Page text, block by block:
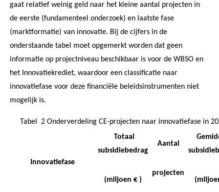
gaat relatief weinig geld naar het kleine aantal projecten in
de eerste (fundamenteel onderzoek) en laatste fase
(marktformatie) van innovatie. Bij de cijfers in de
onderstaande tabel moet opgemerkt worden dat geen
informatie op projectniveau beschikbaar is voor de WBSO en
het Innovatiekrediet, waardoor een classificatie naar
innovatiefase voor deze financiële beleidsinstrumenten niet
mogelijk is.
Tabel 2 Onderverdeling CE-projecten naar innovatiefase in
Innovatiefase
Totaal
subsidiebedrag
(miljoen € )
Aantal
projecten